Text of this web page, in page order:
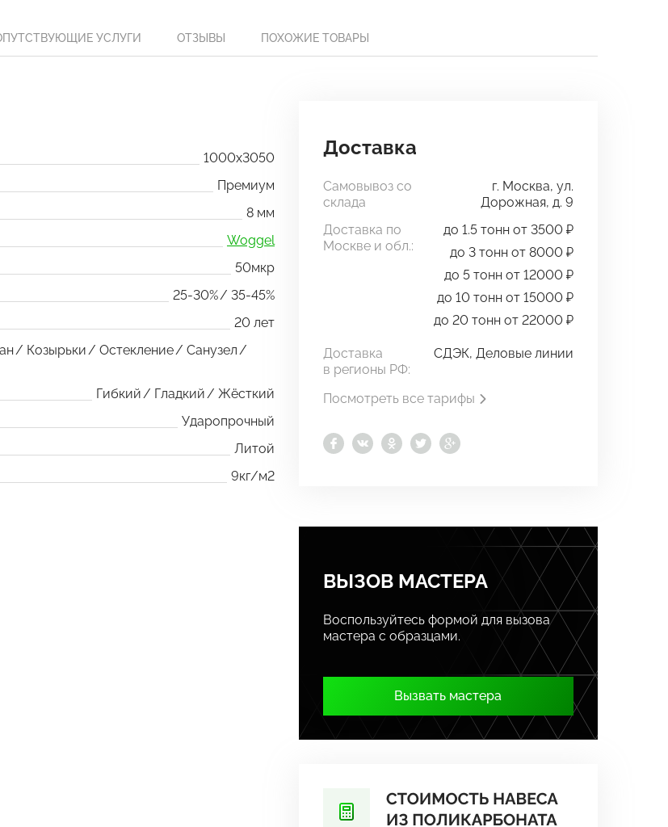
УСЛУГИ ОТЗЫВЫ ПОХОЖИЕ ТОВАРЫ
1000x3050
Премиум
8 мм
Woggel
50мкр
25-30%
35-45%
20 лет
Козырьки Остекление
Санузел
Гибкий Гладкий
Жёсткий
Ударопрочный
Литой
9кг/м2
Доставка
Самовывоз со
склада
г. Москва, ул.
Дорожная, д. 9
Доставка по
Москве и обл.:
до 1.5 тонн от 3500 ₽
до 3 тонн от 8000 ₽
до 5 тонн от 12000 ₽
до 10 тонн от 15000 ₽
до 20 тонн от 22000 ₽
Доставка
в регионы РФ:
СДЭК, Деловые линии
Посмотреть все тарифы
ВЫЗОВ МАСТЕРА
Воспользуйтесь формой для вызова
мастера с образцами.
Вызвать мастера